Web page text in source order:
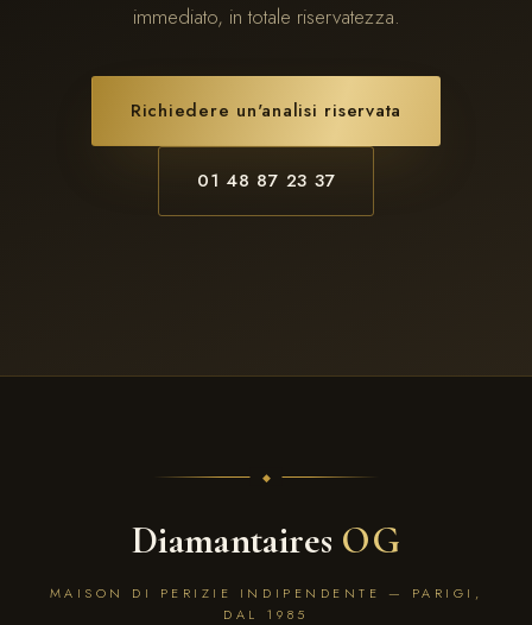
immediato, in totale riservatezza.
Richiedere un'analisi riservata
01 48 87 23 37
Diamantaires OG
MAISON DI PERIZIE INDIPENDENTE — PARIGI,
DAL 1985